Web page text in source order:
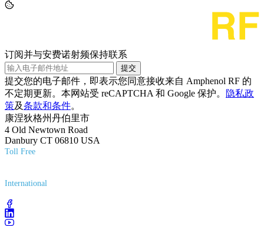
订阅并与安费诺射频保持联系
提交
提交您的电子邮件，即表示您同意接收来自 Amphenol RF 的
不定期更新。本网站受 reCAPTCHA 和 Google 保护。
隐私政
策及条款和条件。
康涅狄格州丹伯里市
4 Old Newtown Road
Danbury CT 06810 USA
Toll Free
International